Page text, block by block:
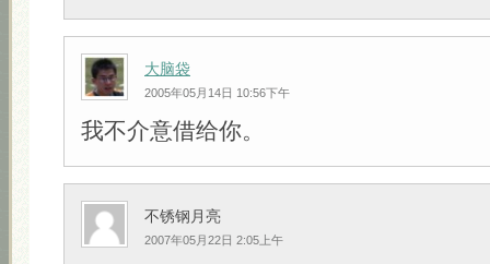
大脑袋
2005年05月14日 10:56下午
我不介意借给你。
不锈钢月亮
2007年05月22日 2:05上午